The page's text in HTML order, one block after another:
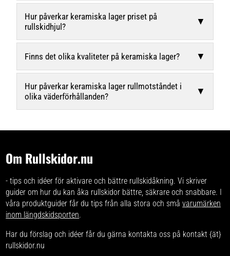
Hur påverkar keramiska lager priset på
rullskidhjul?
▼
Finns det olika kvaliteter på keramiska lager? ▼
Hur påverkar keramiska lager rullmotståndet i
olika väderförhållanden?
▼
Om Rullskidor.nu
- tips och idéer för aktivare och bättre rullskidåkning. Vi skriver
guider om hur du kan åka rullskidor bättre, säkrare och snabbare. I
våra produktguider får du tips från alla stora och småvarumärken
inom längdskidsporten.
Har du förslag och idéer får du gärna kontakta oss på kontakt {ät}
rullskidor.nu